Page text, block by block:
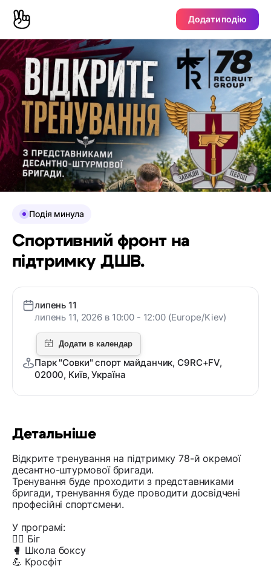
Додати подію
Детальніше
Відкрите тренування на підтримку 78-й окремої
десантно-штурмової бригади.
Тренування буде проходити з представниками
бригади, тренування буде проводити досвідчені
професійні спортсмени.
У програмі:
🏃‍♂️ Біг
🥊 Школа боксу
💪 Кросфіт
Подія минула
Спортивний фронт на
підтримку ДШВ.
липень 11
липень 11, 2026 в 10:00 - 12:00 (Europe/Kiev)
Парк "Совки" спорт майданчик, C9RC+FV,
02000, Київ, Україна